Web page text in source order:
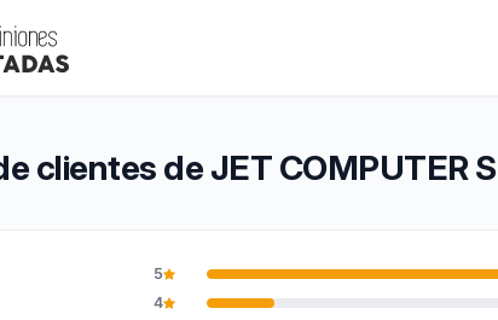
de 10
opiniones)
clientes de JET COMPUTER
5
4